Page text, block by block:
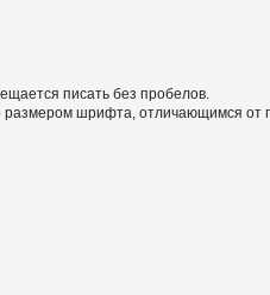
писать без пробелов.
шрифта, отличающимся от